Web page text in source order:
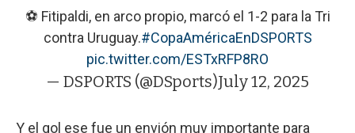
⚽ Fitipaldi, en arco propio, marcó el 1-2 para la Tri
contra Uruguay.#CopaAméricaEnDSPORTS
pic.twitter.com/ESTxRFP8RO
— DSPORTS (@DSports)July 12, 2025
Y el gol ese fue un envión muy importante para